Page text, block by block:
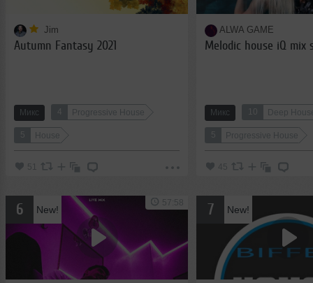
Jim
Autumn Fantasy 2021
Микс 4 Progressive House
5 House
51
ALWA GAME
Melodic house iQ mix
Микс 10 Deep
5 Progressive House
45
6 New!
57:58 7 New!